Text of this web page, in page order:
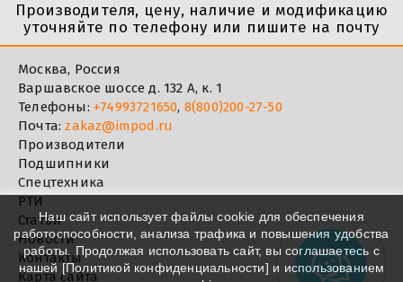
Производителя, цену, наличие и модификацию
уточняйте по телефону или пишите на почту
Москва, Россия
Варшавское шоссе д. 132 А, к. 1
Телефоны: +74993721650, 8(800)200-27-50
Почта:zakaz@impod.ru
Производители
Подшипники
Спецтехника
РТИ
Статьи
Новости
Контакты
Карта сайта
Наш сайт использует файлы cookie для обеспечения
работоспособности, анализа трафика и повышения удобства
работы. Продолжая использовать сайт, вы соглашаетесь с
нашей [Политикой конфиденциальности] и использованием